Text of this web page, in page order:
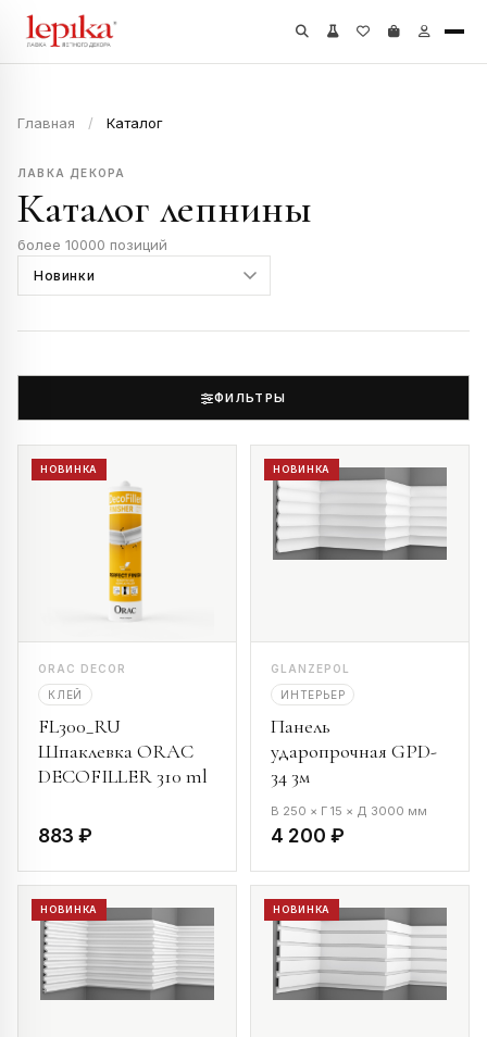
Главная / Каталог
ЛАВКА ДЕКОРА
Каталог лепнины
более 10000 позиций
ФИЛЬТРЫ
НОВИНКА
ORAC DECOR
КЛЕЙ
FL300_RU
Шпаклевка ORAC
DECOFILLER 310 ml
883 ₽
НОВИНКА
GLANZEPOL
ИНТЕРЬЕР
Панель
ударопрочная GPD-
34 3м
В 250 × Г 15 × Д 3000 мм
4 200 ₽
НОВИНКА НОВИНКА